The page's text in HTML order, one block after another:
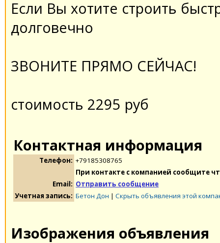
Если Вы хотите строить
долговечно
ЗВОНИТЕ ПРЯMO CEЙЧAC!
стоимость 2295 руб
Контактная информация
Телефон: +79185308765
При контакте с компанией сообщите
Email: Отправить сообщение
Учетная запись: Бетон Дон | Скрыть объявления этой
Изображения объявления